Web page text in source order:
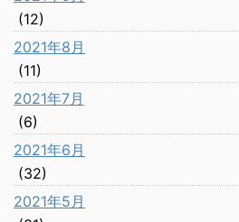
(12)
2021年8月
(11)
2021年7月
(6)
2021年6月
(32)
2021年5月